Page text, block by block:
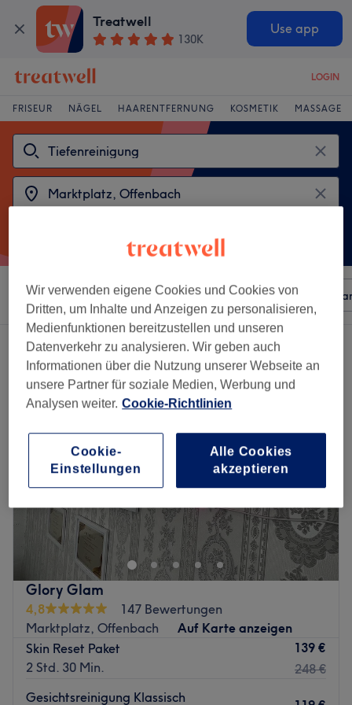
Treatwell
130K
Use app
LOGIN
FRISEUR NÄGEL HAARENTFERNUNG KOSMETIK MASSAGE
Sortieren nach Beliebiger Preis Besonderheiten
2 Salons die anbieten:tiefenreinigung in Marktplatz, Offenbach
Glory Glam
4,8
147 Bewertungen
Marktplatz, Offenbach
Auf Karte anzeigen
Skin Reset Paket
2 Std. 30 Min.
139 €
248 €
Gesichtsreinigung Klassisch
Wir verwenden eigene Cookies und Cookies von
Dritten, um Inhalte und Anzeigen zu personalisieren,
Medienfunktionen bereitzustellen und unseren
Datenverkehr zu analysieren. Wir geben auch
Informationen über die Nutzung unserer Webseite an
unsere Partner für soziale Medien, Werbung und
Analysen weiter. Cookie-Richtlinien
Cookie-
Einstellungen
Alle Cookies
akzeptieren